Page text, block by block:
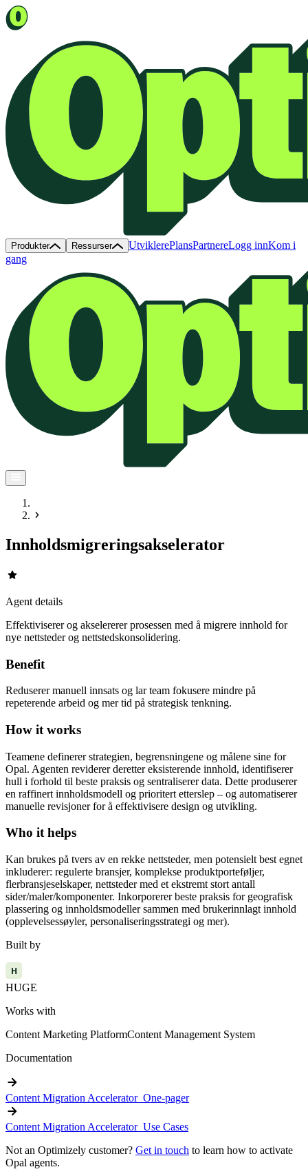
Produkter Ressurser UtviklerePlansPartnereLogg innKom i
gang
Innholdsmigreringsakselerator
star
Agent details
Effektiviserer og akselererer prosessen med å migrere innhold for
nye nettsteder og nettstedskonsolidering.
Benefit
Reduserer manuell innsats og lar team fokusere mindre på
repeterende arbeid og mer tid på strategisk tenkning.
How it works
Teamene definerer strategien, begrensningene og målene sine for
Opal. Agenten reviderer deretter eksisterende innhold, identifiserer
hull i forhold til beste praksis og sentraliserer data. Dette produserer
en raffinert innholdsmodell og prioritert etterslep – og automatiserer
manuelle revisjoner for å effektivisere design og utvikling.
Who it helps
Kan brukes på tvers av en rekke nettsteder, men potensielt best egnet
inkluderer: regulerte bransjer, komplekse produktporteføljer,
flerbransjeselskaper, nettsteder med et ekstremt stort antall
sider/maler/komponenter. Inkorporerer beste praksis for geografisk
plassering og innholdsmodeller sammen med brukerinnlagt innhold
(opplevelsessøyler, personaliseringsstrategi og mer).
Built by
H
HUGE
Works with
Content Marketing PlatformContent Management System
Documentation
arrow_forward
Content Migration Accelerator_One-pager
arrow_forward
Content Migration Accelerator_Use Cases
Not an Optimizely customer? Get in touch to learn how to activate
Opal agents.